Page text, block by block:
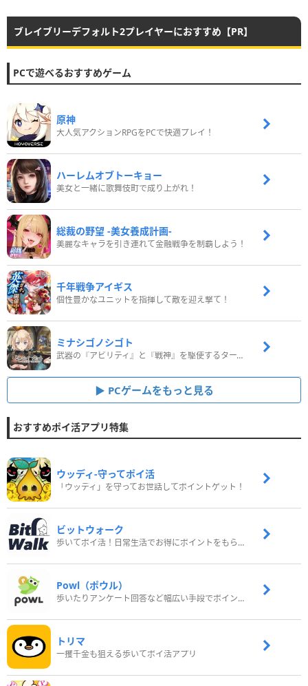
ブレイブリーデフォルト2プレイヤーにおすすめ【PR】
PCで遊べるおすすめゲーム
原神
大人気アクションRPGをPCで快適プレイ！
ハーレムオブトーキョー
美女と一緒に歌舞伎町で成り上がれ！
総裁の野望 -美女養成計画-
美麗なキャラを引き連れて金融戦争を制覇しよう！
千年戦争アイギス
個性豊かなユニットを指揮して敵を迎え撃て！
ミナシゴノシゴト
武器の『アビリティ』と『戦神』を駆使するターン制コマンドバトルRPG！
PCゲームをもっと見る
おすすめポイ活アプリ特集
ウッディ‐守ってポイ活
「ウッディ」を守ってお世話してポイントゲット！
ビットウォーク
歩いてポイ活！日常生活でお得にポイントをもらおう
Powl（ポウル）
歩いたりアンケート回答など幅広い手段でポイントをゲット
トリマ
一攫千金も狙える歩いてポイ活アプリ